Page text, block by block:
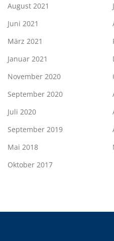
August 2021
Juni 2021
März 2021
Januar 2021
November 2020
September 2020
Juli 2020
September 2019
Mai 2018
Oktober 2017